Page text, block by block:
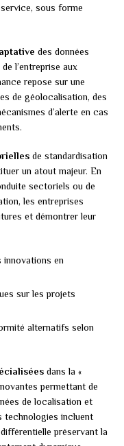
sous forme
des données
l’entreprise aux
repose sur une
de géolocalisation, des
d’alerte en cas
de standardisation
un atout majeur. En
sectoriels ou de
les entreprises
et démontrer leur
en
sur les projets
alternatifs selon
dans la «
permettant de
de localisation et
technologies incluent
préservant la